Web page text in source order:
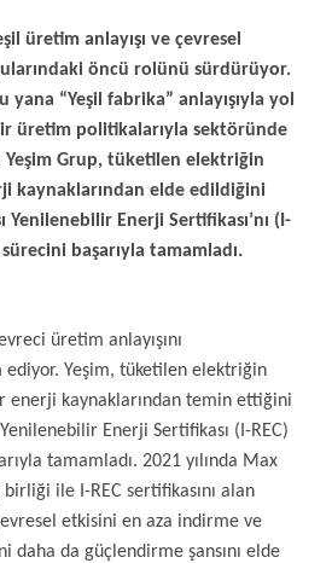
üretim anlayışı ve çevresel
öncü rolünü sürdürüyor.
“Yeşil fabrika” anlayışıyla yol
üretim politikalarıyla sektöründe
Grup, tüketilen elektriğin
kaynaklarından elde edildiğini
Yenilenebilir Enerji Sertifikası’nı (I-
sürecini başarıyla tamamladı.
üretim anlayışını
Yeşim, tüketilen elektriğin
enerji kaynaklarından temin ettiğini
Enerji Sertifikası (I-REC)
tamamladı. 2021 yılında Max
birliği ile I-REC sertifikasını alan
etkisini en aza indirme ve
daha da güçlendirme şansını elde